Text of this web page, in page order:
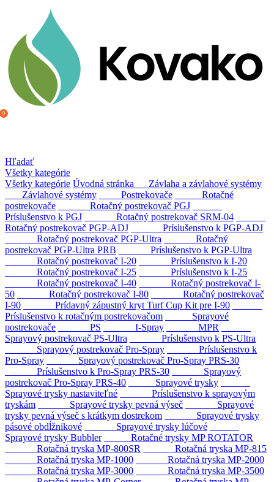
0
Hľadať
Všetky kategórie
Všetky kategórie Úvodná stránka
Závlaha a závlahové systémy
Závlahové systémy
Postrekovače
Rotačné
postrekovače
Rotačný postrekovač PGJ
Príslušenstvo k PGJ
Rotačný postrekovač SRM-04
Rotačný postrekovač PGP-ADJ
Príslušenstvo k PGP-ADJ
Rotačný postrekovač PGP-Ultra
Rotačný
postrekovač PGP-Ultra PRB
Príslušenstvo k PGP-Ultra
Rotačný postrekovač I-20
Príslušenstvo k I-20
Rotačný postrekovač I-25
Príslušenstvo k I-25
Rotačný postrekovač I-40
Rotačný postrekovač I-
50
Rotačný postrekovač I-80
Rotačný postrekovač
I-90
Prídavný zápustný kryt Turf Cup Kit pre I-90
Príslušenstvo k rotačným postrekovačom
Sprayové
postrekovače
PS I-Spray
MPR
Sprayový postrekovač PS-Ultra
Príslušenstvo k PS-Ultra
Sprayový postrekovač Pro-Spray
Príslušenstvo k
Pro-Spray
Sprayový postrekovač Pro-Spray PRS-30
Príslušenstvo k Pro-Spray PRS-30
Sprayový
postrekovač Pro-Spray PRS-40
Sprayové trysky
Sprayové trysky nastaviteľné
Príslušenstvo k sprayovým
tryskám
Sprayové trysky pevná výseč
Sprayové
trysky pevná výseč s krátkym dostrekom
Sprayové trysky
pásové obdĺžnikové
Sprayové trysky lúčové
Sprayové trysky Bubbler
Rotačné trysky MP ROTATOR
Rotačná tryska MP-800SR
Rotačná tryska MP-815
Rotačná tryska MP-1000
Rotačná tryska MP-2000
Rotačná tryska MP-3000
Rotačná tryska MP-3500